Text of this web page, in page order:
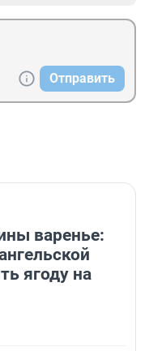
Отправить
варенье:
ягоду на